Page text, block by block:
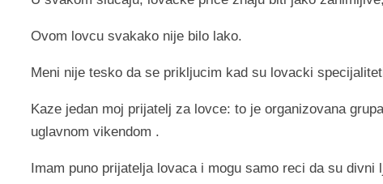
Ovom lovcu svakako nije bilo lako.
Meni nije tesko da se prikljucim kad su lovacki
Kaze jedan moj prijatelj za lovce: to je organizovana
uglavnom vikendom .
Imam puno prijatelja lovaca i mogu samo reci da su